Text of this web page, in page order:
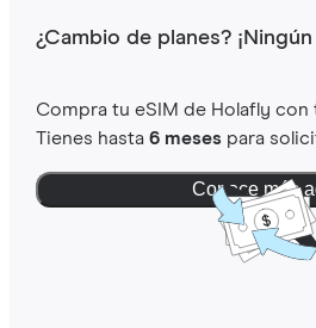
¿Cambio de planes?
Compra tu eSIM de Holafly
Tienes hasta 6 mesespara
Conoce más